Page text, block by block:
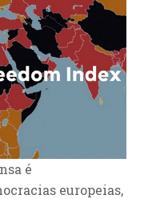
é
europeias,